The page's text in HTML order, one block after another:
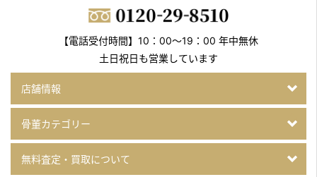
【電話受付時間】10：00～19：00 年中無休
土日祝日も営業しています
店舗情報
骨董カテゴリー
無料査定・買取について